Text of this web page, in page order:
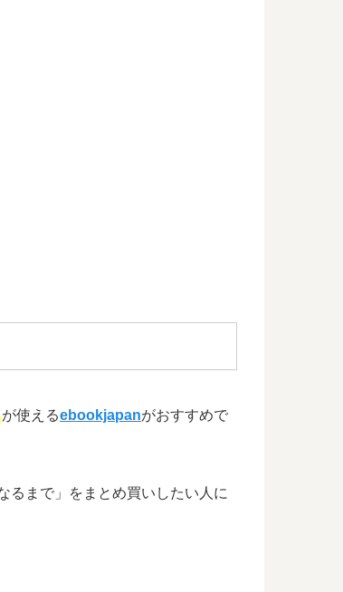
が使えるebookjapanがおすすめで
るまで」をまとめ買いしたい人に